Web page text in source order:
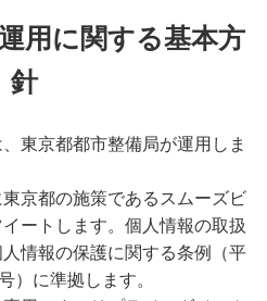
用に関する基本方
針
東京都都市整備局が運用しま
京都の施策であるスムーズビ
ートします。個人情報の取扱
情報の保護に関する条例（平
）に準拠します。